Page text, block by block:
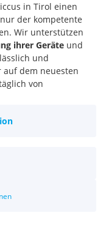
in Tirol einen
der kompetente
Wir unterstützen
ihrer Geräte und
und
auf dem neuesten
von
rund um die Uhr
die moderne
Hier kann